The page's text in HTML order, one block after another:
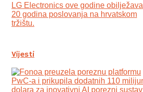
LG Electronics ove godine obilježava
20 godina poslovanja na hrvatskom
tržištu.
Vijesti